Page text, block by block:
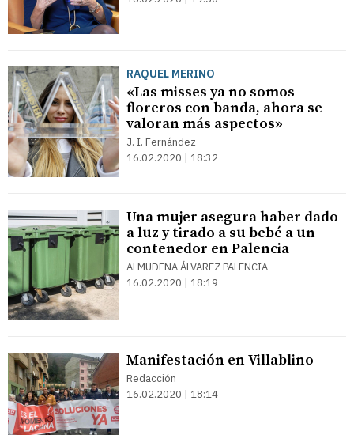
RAQUEL MERINO
«Las misses ya no somos
floreros con banda, ahora se
valoran más aspectos»
J. I. Fernández
16.02.2020 | 18:32
Una mujer asegura haber dado
a luz y tirado a su bebé a un
contenedor en Palencia
ALMUDENA ÁLVAREZ PALENCIA
16.02.2020 | 18:19
Manifestación en Villablino
Redacción
16.02.2020 | 18:14